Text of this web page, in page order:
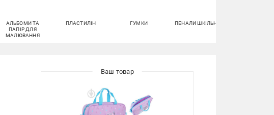
АЛЬБОМИ ТА
ПАПІР ДЛЯ
МАЛЮВАННЯ
ПЛАСТИЛІН ГУМКИ ПЕНАЛИ ШКІЛЬНІ